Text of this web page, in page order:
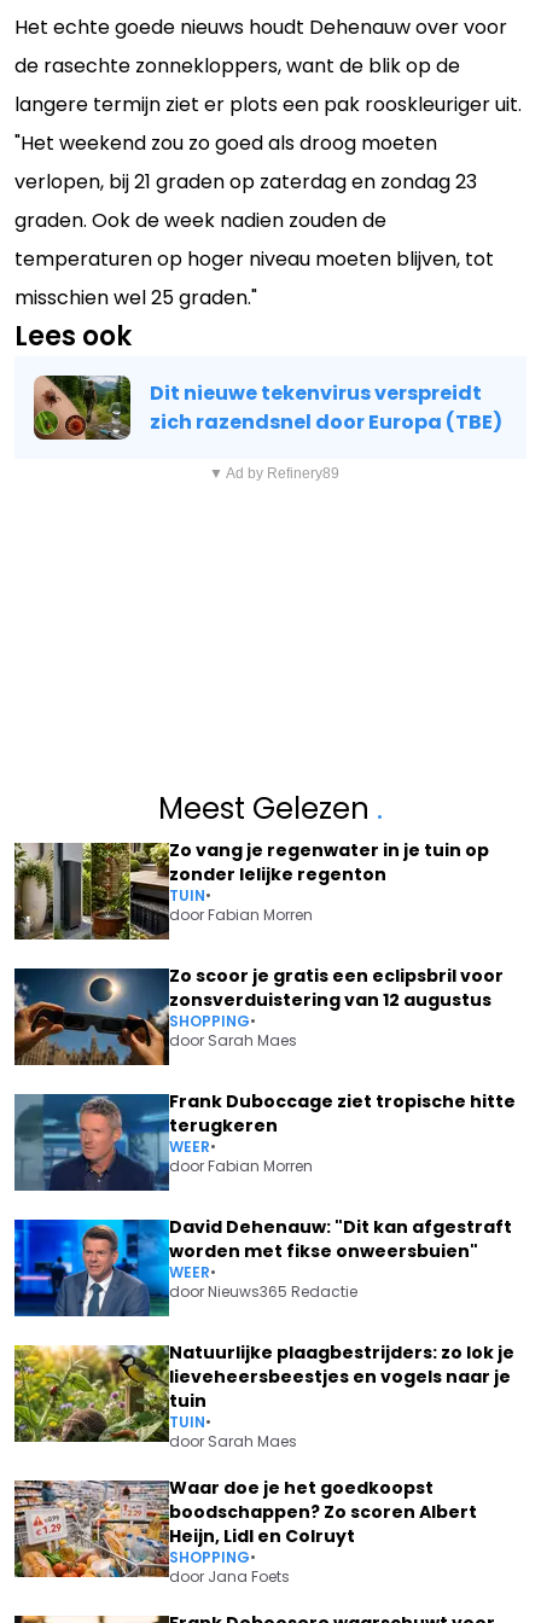
Het echte goede nieuws houdt Dehenauw over voor
de rasechte zonnekloppers, want de blik op de
langere termijn ziet er plots een pak rooskleuriger uit.
"Het weekend zou zo goed als droog moeten
verlopen, bij 21 graden op zaterdag en zondag 23
graden. Ook de week nadien zouden de
temperaturen op hoger niveau moeten blijven, tot
misschien wel 25 graden."
Lees ook
Dit nieuwe tekenvirus verspreidt
zich razendsnel door Europa (TBE)
▼ Ad by Refinery89
Meest Gelezen .
Zo vang je regenwater in je tuin op
zonder lelijke regenton
TUIN•
doorFabian Morren
Zo scoor je gratis een eclipsbril voor
zonsverduistering van 12 augustus
SHOPPING•
door Sarah Maes
Frank Duboccage ziet tropische hitte
terugkeren
WEER•
doorFabian Morren
David Dehenauw: "Dit kan afgestraft
worden met fikse onweersbuien"
WEER•
doorNieuws365 Redactie
Natuurlijke plaagbestrijders: zo lok je
lieveheersbeestjes en vogels naar je
tuin
TUIN•
door Sarah Maes
Waar doe je het goedkoopst
boodschappen? Zo scoren Albert
Heijn, Lidl en Colruyt
SHOPPING•
door Jana Foets